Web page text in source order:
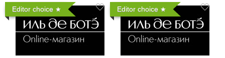
Editor choice Editor choice